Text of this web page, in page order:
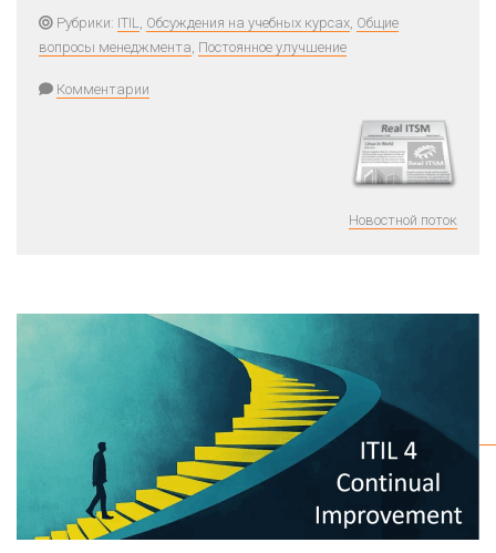
Рубрики: ITIL, Обсуждения на учебных курсах, Общие
вопросы менеджмента, Постоянное улучшение
Комментарии
Новостной поток